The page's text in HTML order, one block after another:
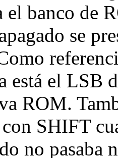
el banco de
se
está el LSB
ROM.
SHIFT
no pasaba